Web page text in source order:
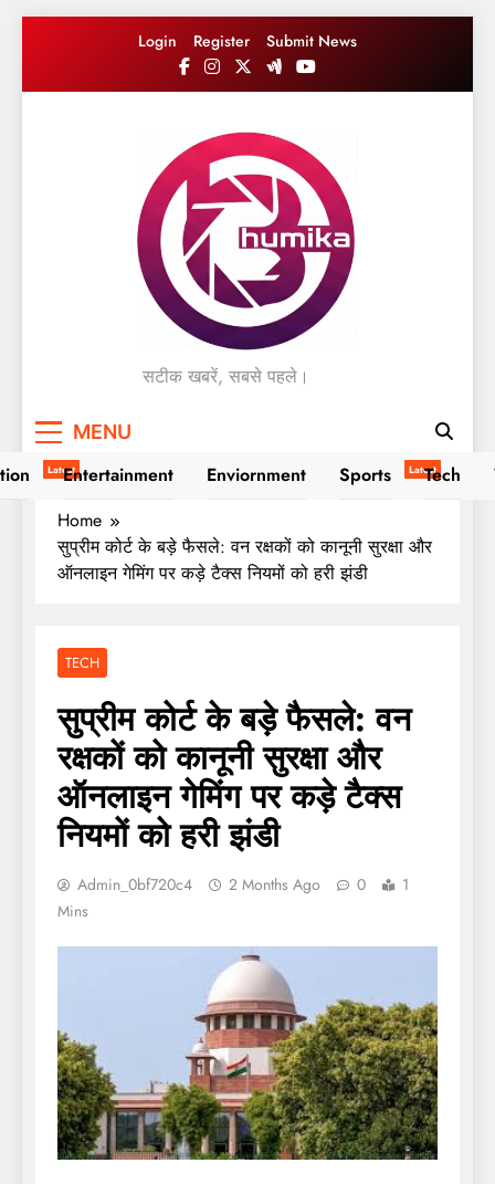
Login Register Submit News
सटीक खबरें, सबसे पहले।
MENU
LatestEntertainment Enviornment Sports LatestTech
Home
सुप्रीम कोर्ट के बड़े फैसले: वन रक्षकों को कानूनी सुरक्षा और
ऑनलाइन गेमिंग पर कड़े टैक्स नियमों को हरी झंडी
TECH
सुप्रीम कोर्ट के बड़े फैसले: वन
रक्षकों को कानूनी सुरक्षा और
ऑनलाइन गेमिंग पर कड़े टैक्स
नियमों को हरी झंडी
Admin_0bf720c4 2 Months Ago 0
1
Mins